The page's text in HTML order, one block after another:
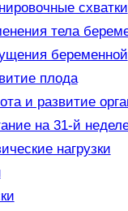
схватки
тела
беременной
плода
и развитие
на 31-й
нагрузки